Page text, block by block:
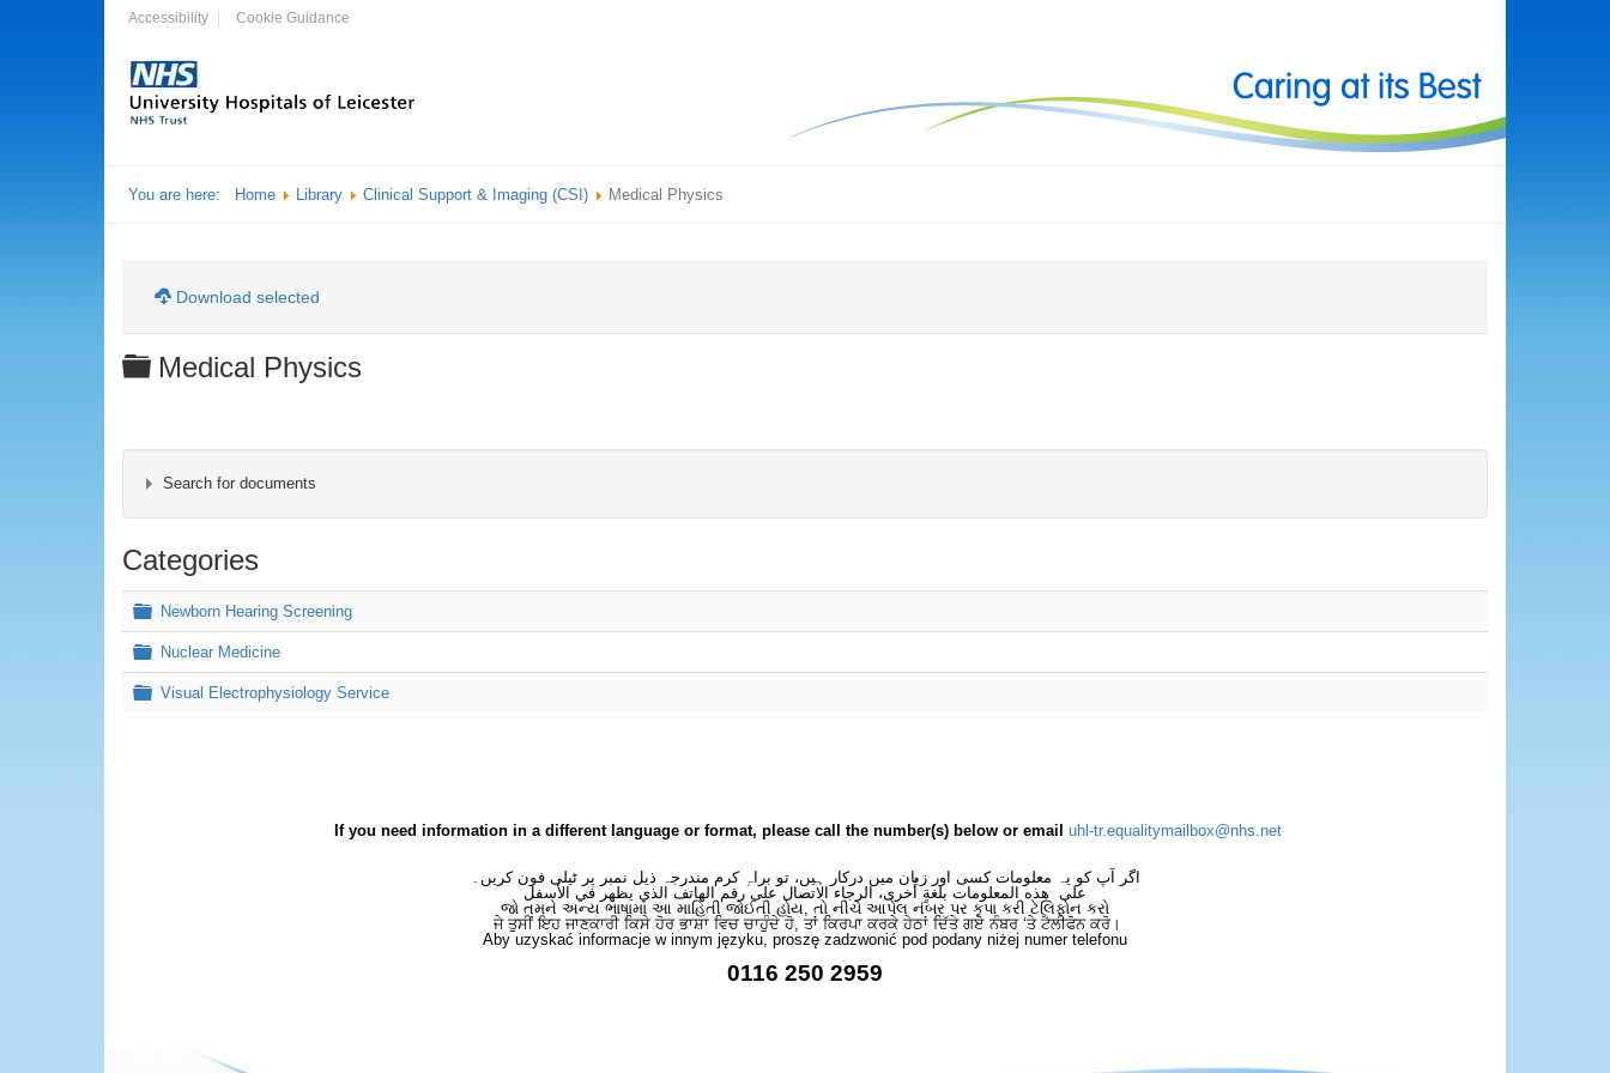
Accessibility Cookie Guidance
You are here: Home Library Clinical Support & Imaging (CSI) Medical Physics
Download selected
Folder
Medical Physics
Search for documents
× - Medical Physics
Categories
Folder
Newborn Hearing Screening
Folder
Nuclear Medicine
Folder
Visual Electrophysiology Service
If you need information in a different language or format, please call the number(s) below or email uhl-tr.equalitymailbox@nhs.net
اگر آپ کو یہ معلومات کسی اور زبان میں درکار ہیں، تو براہِ کرم مندرجہ ذیل نمبر پر ٹیلی فون کریں۔
على هذه المعلومات بلغةٍ أُخرى، الرجاء الاتصال على رقم الهاتف الذي يظهر في الأسفل
જો તમને અન્ય ભાષામાં આ માહિતી જોઈતી હોય, તો નીચે આપેલ નંબર પર કૃપા કરી ટેલિફોન કરો
ਜੇ ਤੁਸੀਂ ਇਹ ਜਾਣਕਾਰੀ ਕਿਸੇ ਹੋਰ ਭਾਸ਼ਾ ਵਿਚ ਚਾਹੁੰਦੇ ਹੋ, ਤਾਂ ਕਿਰਪਾ ਕਰਕੇ ਹੇਠਾਂ ਦਿੱਤੇ ਗਏ ਨੰਬਰ ‘ਤੇ ਟੈਲੀਫੋਨ ਕਰੋ।
Aby uzyskać informacje w innym języku, proszę zadzwonić pod podany niżej numer telefonu
0116 250 2959